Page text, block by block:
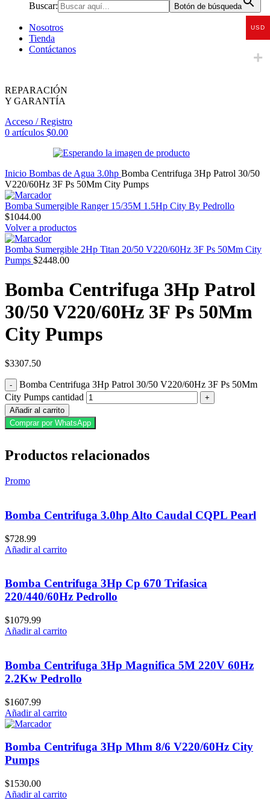
Buscar: Botón de búsqueda
Nosotros
Tienda
Contáctanos
REPARACIÓN
Y GARANTÍA
Acceso / Registro
0 artículos $0.00
Inicio Bombas de Agua 3.0hp Bomba Centrifuga 3Hp Patrol 30/50
V220/60Hz 3F Ps 50Mm City Pumps
Bomba Sumergible Ranger 15/35M 1.5Hp City By Pedrollo
$1044.00
Volver a productos
Bomba Sumergible 2Hp Titan 20/50 V220/60Hz 3F Ps 50Mm City
Pumps $2448.00
Bomba Centrifuga 3Hp Patrol
30/50 V220/60Hz 3F Ps 50Mm
City Pumps
$3307.50
Bomba Centrifuga 3Hp Patrol 30/50 V220/60Hz 3F Ps 50Mm
City Pumps cantidad
Añadir al carrito
Comprar por WhatsApp
Productos relacionados
Promo
Bomba Centrifuga 3.0hp Alto Caudal CQPL Pearl
$728.99
Añadir al carrito
Bomba Centrifuga 3Hp Cp 670 Trifasica
220/440/60Hz Pedrollo
$1079.99
Añadir al carrito
Bomba Centrifuga 3Hp Magnifica 5M 220V 60Hz
2.2Kw Pedrollo
$1607.99
Añadir al carrito
Bomba Centrifuga 3Hp Mhm 8/6 V220/60Hz City
Pumps
$1530.00
Añadir al carrito
USD